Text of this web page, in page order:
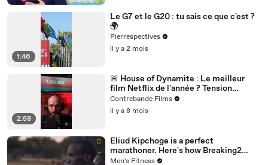
1:46
Le G7 et le G20 : tu sais ce que c'est ?
🌍
Pierrespectives
il y a 2 mois
2:58
🚨 House of Dynamite : Le meilleur
film Netflix de l'année ? Tension
nucléaire et décision impossible 🎬
Contrebande Films
il y a 8 mois
Eliud Kipchoge is a perfect
marathoner. Here's how Breaking2
scientists made him faster.
Men's Fitness